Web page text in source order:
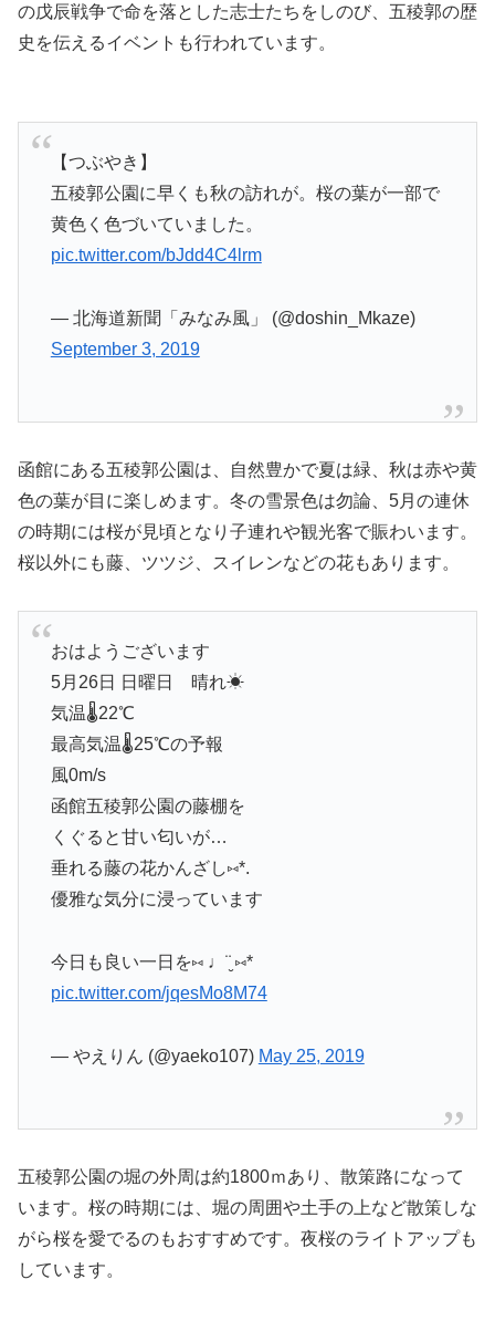
の戊辰戦争で命を落とした志士たちをしのび、五稜郭の歴
史を伝えるイベントも行われています。
【つぶやき】
五稜郭公園に早くも秋の訪れが。桜の葉が一部で
黄色く色づいていました。
pic.twitter.com/bJdd4C4lrm
— 北海道新聞「みなみ風」 (@doshin_Mkaze)
September 3, 2019
函館にある五稜郭公園は、自然豊かで夏は緑、秋は赤や黄
色の葉が目に楽しめます。冬の雪景色は勿論、5月の連休
の時期には桜が見頃となり子連れや観光客で賑わいます。
桜以外にも藤、ツツジ、スイレンなどの花もあります。
おはようございます
5月26日 日曜日 晴れ☀
気温🌡22℃
最高気温🌡25℃の予報
風0m/s
函館五稜郭公園の藤棚を
くぐると甘い匂いが…
垂れる藤の花かんざし⑅*.
優雅な気分に浸っています
今日も良い一日を⑅ ♩¨̮ ⑅*
pic.twitter.com/jqesMo8M74
— やえりん (@yaeko107) May 25, 2019
五稜郭公園の堀の外周は約1800ｍあり、散策路になって
います。桜の時期には、堀の周囲や土手の上など散策しな
がら桜を愛でるのもおすすめです。夜桜のライトアップも
しています。